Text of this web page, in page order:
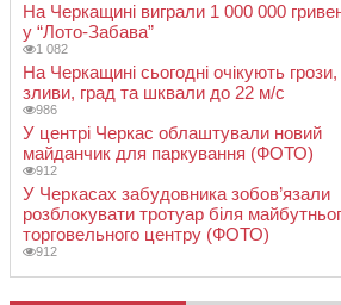
На Черкащині виграли 1 000 000
у “Лото-Забава”
1 082
На Черкащині сьогодні очікують грози,
зливи, град та шквали до 22 м/с
986
У центрі Черкас облаштували новий
майданчик для паркування (ФОТО)
912
У Черкасах забудовника зобов’язали
розблокувати тротуар біля
торговельного центру (ФОТО)
912